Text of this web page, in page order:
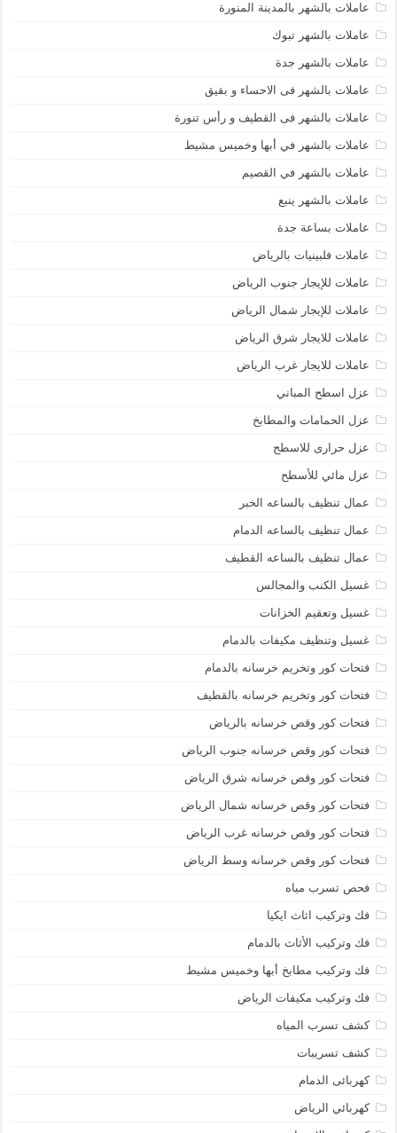
عاملات بالشهر بالمدينة المنورة
عاملات بالشهر تبوك
عاملات بالشهر جدة
عاملات بالشهر فى الاحساء و بقيق
عاملات بالشهر فى القطيف و رأس تنورة
عاملات بالشهر في أبها وخميس مشيط
عاملات بالشهر في القصيم
عاملات بالشهر ينبع
عاملات بساعة جدة
عاملات فلبينيات بالرياض
عاملات للإيجار جنوب الرياض
عاملات للإيجار شمال الرياض
عاملات للايجار شرق الرياض
عاملات للايجار غرب الرياض
عزل اسطح المباني
عزل الحمامات والمطابخ
عزل حرارى للاسطح
عزل مائي للأسطح
عمال تنظيف بالساعه الخبر
عمال تنظيف بالساعه الدمام
عمال تنظيف بالساعه القطيف
غسيل الكنب والمجالس
غسيل وتعقيم الخزانات
غسيل وتنظيف مكيفات بالدمام
فتحات كور وتخريم خرسانه بالدمام
فتحات كور وتخريم خرسانه بالقطيف
فتحات كور وقص خرسانه بالرياض
فتحات كور وقص خرسانه جنوب الرياض
فتحات كور وقص خرسانه شرق الرياض
فتحات كور وقص خرسانه شمال الرياض
فتحات كور وقص خرسانه غرب الرياض
فتحات كور وقص خرسانه وسط الرياض
فحص تسرب مياه
فك وتركيب اثاث ايكيا
فك وتركيب الأثاث بالدمام
فك وتركيب مطابخ أبها وخميس مشيط
فك وتركيب مكيفات الرياض
كشف تسرب المياه
كشف تسريبات
كهربائى الدمام
كهربائي الرياض